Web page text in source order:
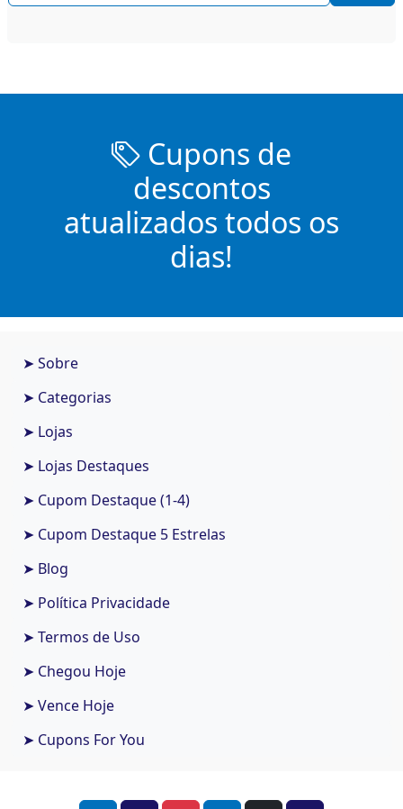
Cupons de
descontos
atualizados todos os
dias!
➤ Sobre
➤ Categorias
➤ Lojas
➤ Lojas Destaques
➤ Cupom Destaque (1-4)
➤ Cupom Destaque 5 Estrelas
➤ Blog
➤ Política Privacidade
➤ Termos de Uso
➤ Chegou Hoje
➤ Vence Hoje
➤ Cupons For You